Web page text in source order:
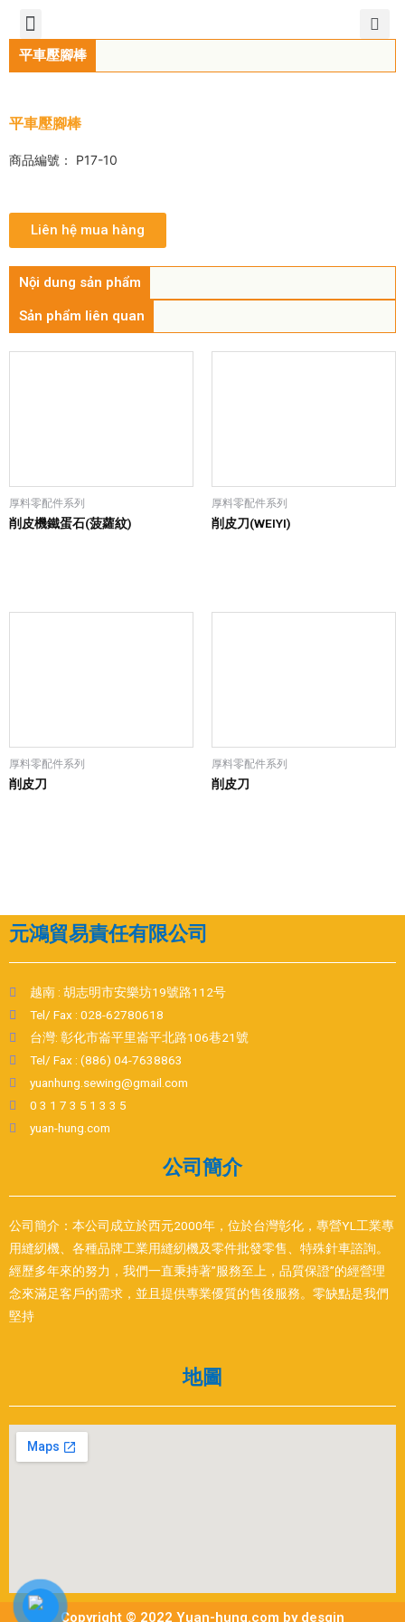
平車壓腳棒
平車壓腳棒
商品編號： P17-10
Liên hệ mua hàng
Nội dung sản phẩm
Sản phẩm liên quan
厚料零配件系列
削皮機鐵蛋石(菠蘿紋)
厚料零配件系列
削皮刀(WEIYI)
厚料零配件系列
削皮刀
厚料零配件系列
削皮刀
元鴻貿易責任有限公司
越南 : 胡志明市安樂坊19號路112号
Tel/ Fax : 028-62780618
台灣: 彰化市崙平里崙平北路106巷21號
Tel/ Fax : (886) 04-7638863
yuanhung.sewing@gmail.com
0 3 1 7 3 5 1 3 3 5
yuan-hung.com
公司簡介
公司簡介：本公司成立於西元2000年，位於台灣彰化，專營YL工業專
用縫紉機、各種品牌工業用縫紉機及零件批發零售、特殊針車諮詢。
經歷多年來的努力，我們一直秉持著”服務至上，品質保證”的經營理
念來滿足客戶的需求，並且提供專業優質的售後服務。零缺點是我們
堅持
地圖
Copyright © 2022 Yuan-hung.com by desgin